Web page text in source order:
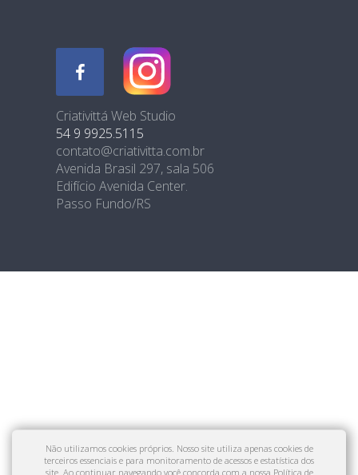
Criativittá Web Studio
54 9 9925.5115
contato@criativitta.com.br
Avenida Brasil 297, sala 506
Edifício Avenida Center.
Passo Fundo/RS
Não utilizamos cookies próprios. Nosso site utiliza apenas cookies de
terceiros essenciais e para monitoramento de acessos e estatística dos
site. Ao continuar navegando você concorda com a nossa Política de